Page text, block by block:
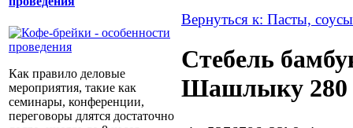
Как правило деловые
мероприятия, такие как
семинары, конференции,
переговоры длятся достаточно
Вернуться к: Пасты, соусы
Стебель
Шашлыку 280